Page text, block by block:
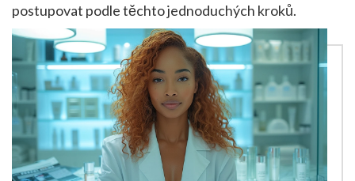
postupovat podle těchto jednoduchých kroků.